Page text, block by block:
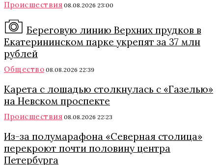
Происшествия 08.08.2026 23:00
Береговую линию Верхних прудков в
Екатерининском парке укрепят за 37 млн
рублей
Общество 08.08.2026 22:39
Карета с лошадью столкнулась с «Газелью»
на Невском проспекте
Происшествия 08.08.2026 22:23
Из-за полумарафона «Северная столица»
перекроют почти половину центра
Петербурга